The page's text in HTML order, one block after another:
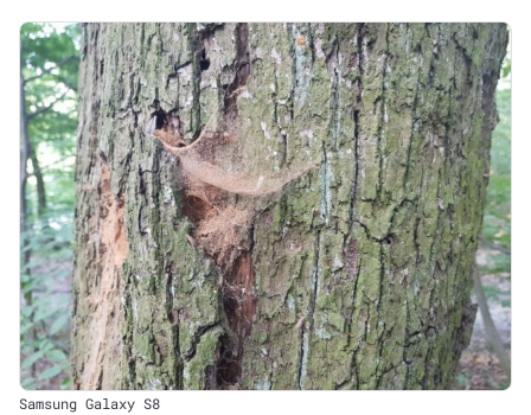
Samsung Galaxy S8